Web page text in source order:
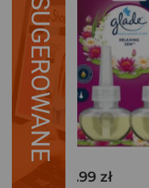
SUGEROWANE
.99 zł